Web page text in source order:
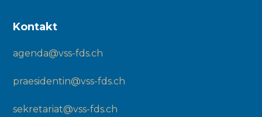
Kontakt
agenda@vss-fds.ch
praesidentin@vss-fds.ch
sekretariat@vss-fds.ch